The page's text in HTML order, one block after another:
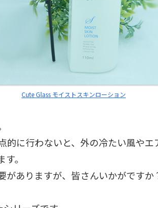
Cute Glass モイストスキンローション
的に行わないと、外の冷たい風や
。
がありますが、皆さんいかがですか